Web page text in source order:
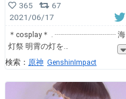
365
67
2021/06/17
＊cosplay＊ . ┈┈┈┈┈┈┈┈ 海
灯祭 明霄の灯を
検索： 原神 GenshinImpact